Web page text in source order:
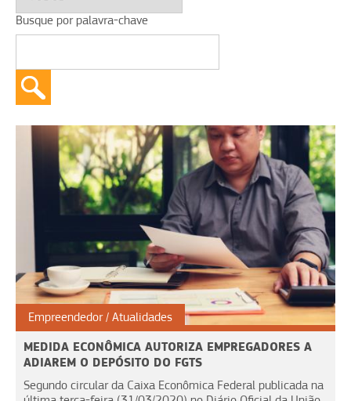
Busque por palavra-chave
Empreendedor Atualidades
MEDIDA ECONÔMICA AUTORIZA EMPREGADORES A
ADIAREM O DEPÓSITO DO FGTS
Segundo circular da Caixa Econômica Federal publicada na